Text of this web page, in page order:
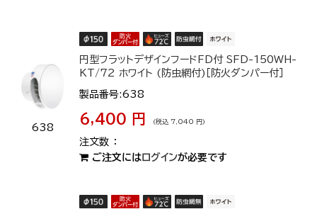
638
円型フラットデザインフードFD付 SFD-150WH-
KT/72 ホワイト (防虫網付)［防火ダンパー付］
製品番号:638
6,400 円 (税込 7,040 円)
ご注文にはログインが必要です